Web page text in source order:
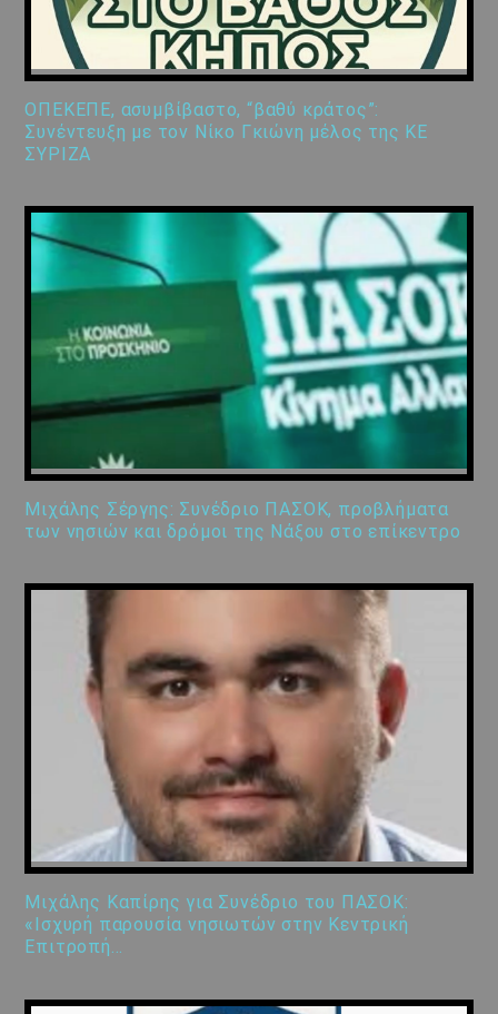
ΟΠΕΚΕΠΕ, ασυμβίβαστο, “βαθύ κράτος”:
Συνέντευξη με τον Νίκο Γκιώνη μέλος της ΚΕ
ΣΥΡΙΖΑ
Μιχάλης Σέργης: Συνέδριο ΠΑΣΟΚ, προβλήματα
των νησιών και δρόμοι της Νάξου στο επίκεντρο
Μιχάλης Καπίρης για Συνέδριο του ΠΑΣΟΚ:
«Ισχυρή παρουσία νησιωτών στην Κεντρική
Επιτροπή…